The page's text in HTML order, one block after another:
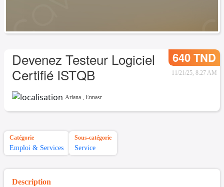
Devenez Testeur Logiciel
Certifié ISTQB
640 TND
11/21/25, 8:27 AM
Ariana , Ennasr
Catégorie
Emploi & Services
Sous-catégorie
Service
Description